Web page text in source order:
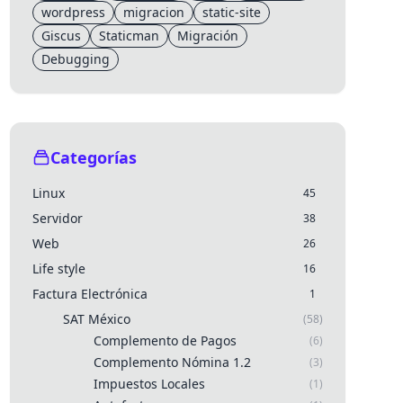
wordpress migracion
static-site
Giscus
Staticman
Migración
Debugging
Categorías
Linux 45
Servidor 38
Web 26
Life style 16
Factura Electrónica 1
SAT México (58)
Complemento de Pagos (6)
Complemento Nómina 1.2 (3)
Impuestos Locales (1)